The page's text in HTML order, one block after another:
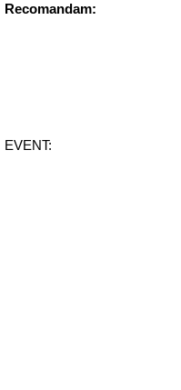
Recomandam:
EVENT: